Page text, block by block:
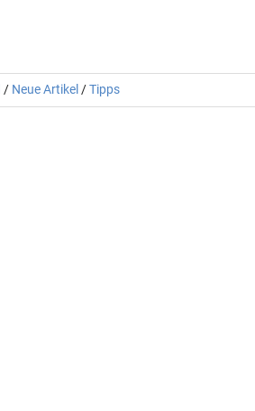
/ Neue Artikel /Tipps